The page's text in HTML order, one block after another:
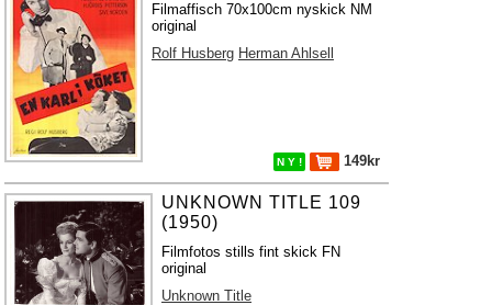
Filmaffisch 70x100cm nyskick NM
original
Rolf Husberg Herman Ahlsell
N Y ! 149kr
UNKNOWN TITLE 109
(1950)
Filmfotos stills fint skick FN
original
Unknown Title